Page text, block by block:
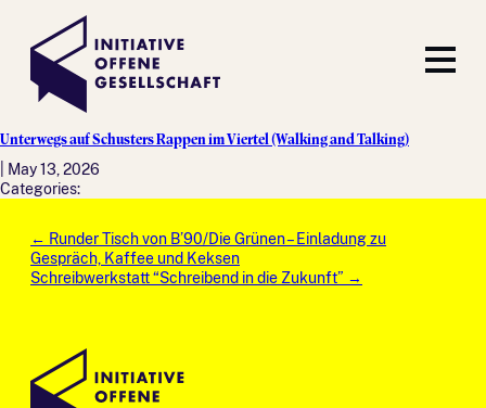
Unterwegs auf Schusters Rappen im Viertel (Walking and Talking)
May 13, 2026
Categories:
Post
navigation
← Runder Tisch von B’90/Die Grünen – Einladung zu
Gespräch, Kaffee und Keksen
Schreibwerkstatt “Schreibend in die Zukunft” →